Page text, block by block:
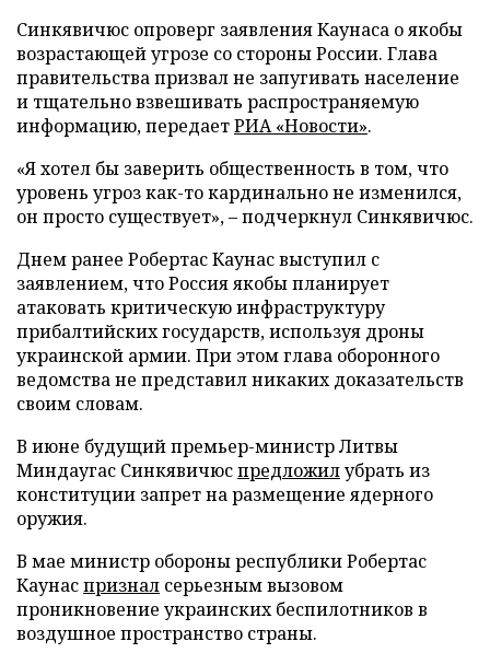
Синкявичюс опроверг заявления Каунаса о якобы
возрастающей угрозе со стороны России. Глава
правительства призвал не запугивать население
и тщательно взвешивать распространяемую
информацию, передаетРИА «Новости».
«Я хотел бы заверить общественность в том, что
уровень угроз как-то кардинально не изменился,
он просто существует», – подчеркнул Синкявичюс.
Днем ранее Робертас Каунас выступил с
заявлением, что Россия якобы планирует
атаковать критическую инфраструктуру
прибалтийских государств, используя дроны
украинской армии. При этом глава оборонного
ведомства не представил никаких доказательств
своим словам.
В июне будущий премьер-министр Литвы
Миндаугас Синкявичюспредложилубрать из
конституции запрет на размещение ядерного
оружия.
В мае министр обороны республики Робертас
Каунаспризнал серьезным вызовом
проникновение украинских беспилотников в
воздушное пространство страны.